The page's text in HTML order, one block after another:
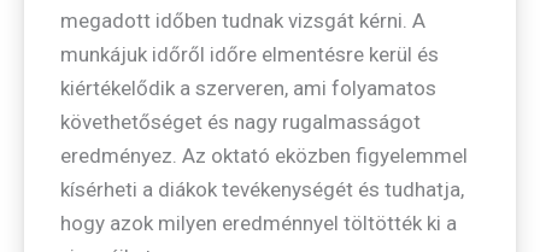
megadott időben tudnak vizsgát kérni. A
munkájuk időről időre elmentésre kerül és
kiértékelődik a szerveren, ami folyamatos
követhetőséget és nagy rugalmasságot
eredményez. Az oktató eközben figyelemmel
kísérheti a diákok tevékenységét és tudhatja,
hogy azok milyen eredménnyel töltötték ki a